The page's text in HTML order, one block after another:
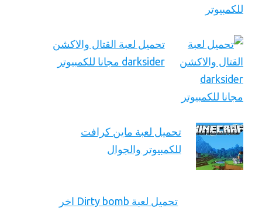
تحميل لعبة القتال والاكشن
darksider مجانا للكمبيوتر
تحميل لعبة ماين كرافت
للكمبيوتر والجوال
تحميل لعبة Dirty bomb اخر